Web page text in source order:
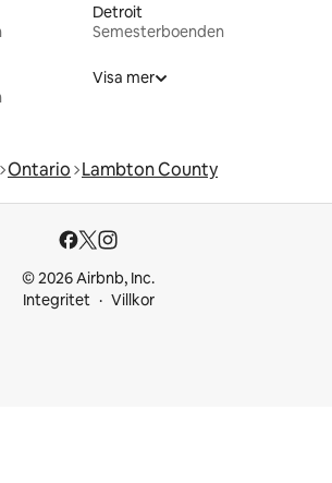
Detroit
Semesterboenden
Visa mer
Ontario Lambton County
© 2026 Airbnb, Inc.
Integritet
Villkor